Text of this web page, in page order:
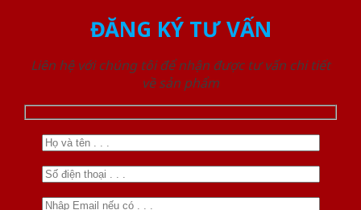
ĐĂNG KÝ TƯ VẤN
Liên hệ với chúng tôi để nhận được tư vấn chi tiết
về sản phẩm